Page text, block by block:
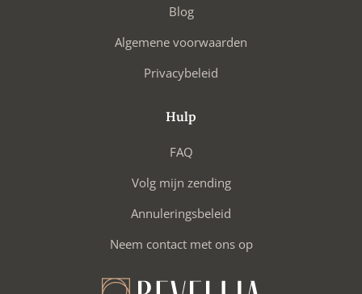
Blog
Algemene voorwaarden
Privacybeleid
Hulp
FAQ
Volg mijn zending
Annuleringsbeleid
Neem contact met ons op